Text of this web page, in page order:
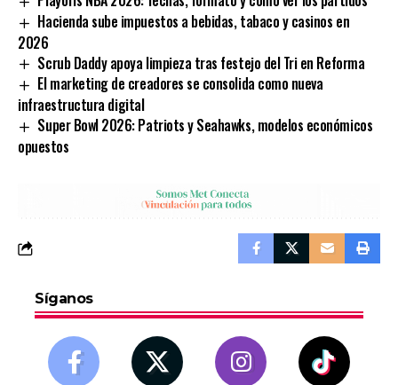
Hacienda sube impuestos a bebidas, tabaco y casinos en
2026
Scrub Daddy apoya limpieza tras festejo del Tri en Reforma
El marketing de creadores se consolida como nueva
infraestructura digital
Super Bowl 2026: Patriots y Seahawks, modelos económicos
opuestos
Síganos